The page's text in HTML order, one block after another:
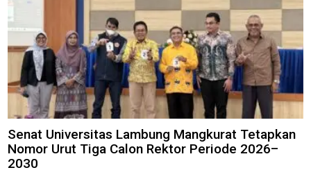
Senat Universitas Lambung Mangkurat Tetapkan
Nomor Urut Tiga Calon Rektor Periode 2026–
2030